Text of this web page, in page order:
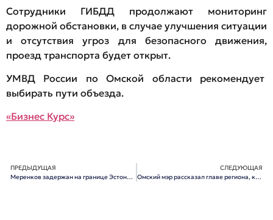
Сотрудники ГИБДД продолжают мониторинг
дорожной обстановки, в случае улучшения ситуации
и отсутствия угроз для безопасного движения,
проезд транспорта будет открыт.
УМВД России по Омской области рекомендует
выбирать пути объезда.
«Бизнес Курс»
ПРЕДЫДУЩАЯ
Меренков задержан на границе Эстонии с Россией
СЛЕДУЮЩАЯ
Омский мэр рассказал главе региона, как увеличить налоги от нефтезавода в 2 раза